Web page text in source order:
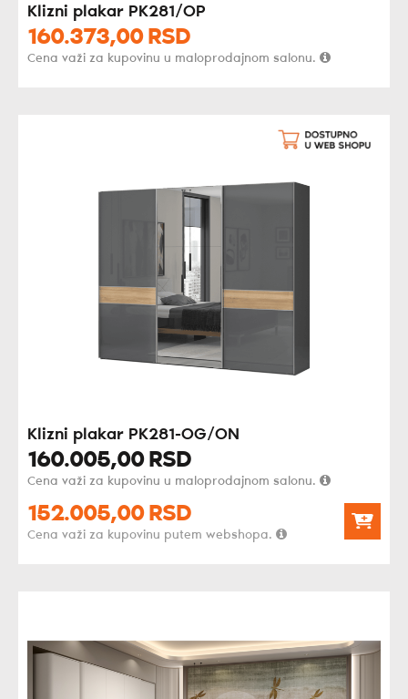
Klizni plakar PK281/OP
160.373,00 RSD
Cena važi za kupovinu u maloprodajnom salonu.
Klizni plakar PK281-OG/ON
160.005,00 RSD
Cena važi za kupovinu u maloprodajnom salonu.
152.005,00 RSD
Cena važi za kupovinu putem webshopa.